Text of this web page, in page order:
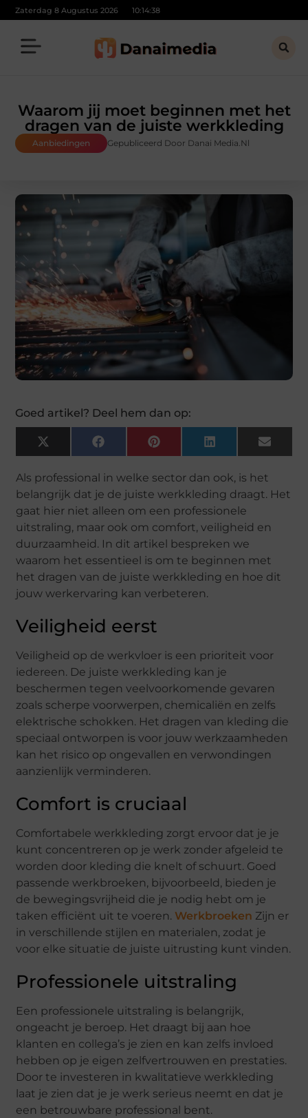
Zaterdag 8 Augustus 2026 10:14:39
Waarom jij moet beginnen met het
dragen van de juiste werkkleding
Aanbiedingen Gepubliceerd Door Danai Media.nl
Goed artikel? Deel hem dan op:
X
(Twitter)
FacebookPinterest LinkedIn Email
Als professional in welke sector dan ook, is het
belangrijk dat je de juiste werkkleding draagt. Het
gaat hier niet alleen om een professionele
uitstraling, maar ook om comfort, veiligheid en
duurzaamheid. In dit artikel bespreken we
waarom het essentieel is om te beginnen met
het dragen van de juiste werkkleding en hoe dit
jouw werkervaring kan verbeteren.
Veiligheid eerst
Veiligheid op de werkvloer is een prioriteit voor
iedereen. De juiste werkkleding kan je
beschermen tegen veelvoorkomende gevaren
zoals scherpe voorwerpen, chemicaliën en zelfs
elektrische schokken. Het dragen van kleding die
speciaal ontworpen is voor jouw werkzaamheden
kan het risico op ongevallen en verwondingen
aanzienlijk verminderen.
Comfort is cruciaal
Comfortabele werkkleding zorgt ervoor dat je je
kunt concentreren op je werk zonder afgeleid te
worden door kleding die knelt of schuurt. Goed
passende werkbroeken, bijvoorbeeld, bieden je
de bewegingsvrijheid die je nodig hebt om je
taken efficiënt uit te voeren. Werkbroeken Zijn er
in verschillende stijlen en materialen, zodat je
voor elke situatie de juiste uitrusting kunt vinden.
Professionele uitstraling
Een professionele uitstraling is belangrijk,
ongeacht je beroep. Het draagt bij aan hoe
klanten en collega’s je zien en kan zelfs invloed
hebben op je eigen zelfvertrouwen en prestaties.
Door te investeren in kwalitatieve werkkleding
laat je zien dat je je werk serieus neemt en dat je
een betrouwbare professional bent.